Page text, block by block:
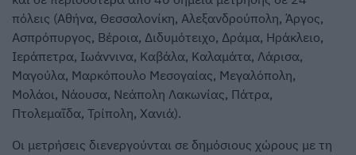
πόλεις (Αθήνα, Θεσσαλονίκη, Αλεξανδρούπολη, Άργος,
Ασπρόπυργος, Βέροια, Διδυμότειχο, Δράμα, Ηράκλειο,
Ιεράπετρα, Ιωάννινα, Καβάλα, Καλαμάτα, Λάρισα,
Μαγούλα, Μαρκόπουλο Μεσογαίας, Μεγαλόπολη,
Μολάοι, Νάουσα, Νεάπολη Λακωνίας, Πάτρα,
Πτολεμαΐδα, Τρίπολη, Χανιά).
Οι μετρήσεις διενεργούνται σε δημόσιους χώρους με τη